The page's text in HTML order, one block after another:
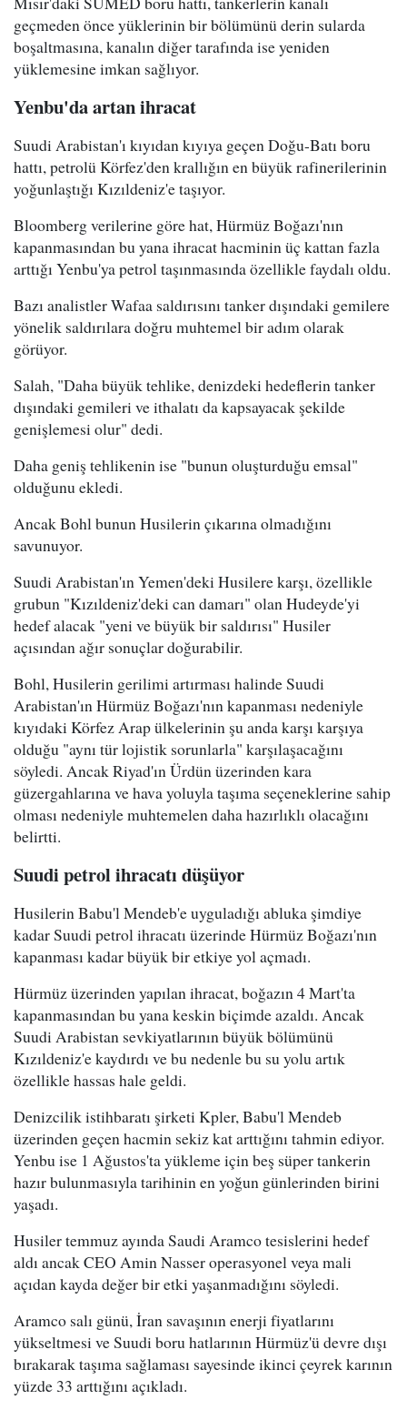
geçmeden önce yüklerinin bir bölümünü derin sularda
boşaltmasına, kanalın diğer tarafında ise yeniden
yüklemesine imkan sağlıyor.
Yenbu'da artan ihracat
Suudi Arabistan'ı kıyıdan kıyıya geçen Doğu-Batı boru
hattı, petrolü Körfez'den krallığın en büyük rafinerilerinin
yoğunlaştığı Kızıldeniz'e taşıyor.
Bloomberg verilerine göre hat, Hürmüz Boğazı'nın
kapanmasından bu yana ihracat hacminin üç kattan fazla
arttığı Yenbu'ya petrol taşınmasında özellikle faydalı oldu.
Bazı analistler Wafaa saldırısını tanker dışındaki gemilere
yönelik saldırılara doğru muhtemel bir adım olarak
görüyor.
Salah, "Daha büyük tehlike, denizdeki hedeflerin tanker
dışındaki gemileri ve ithalatı da kapsayacak şekilde
genişlemesi olur" dedi.
Daha geniş tehlikenin ise "bunun oluşturduğu emsal"
olduğunu ekledi.
Ancak Bohl bunun Husilerin çıkarına olmadığını
savunuyor.
Suudi Arabistan'ın Yemen'deki Husilere karşı, özellikle
grubun "Kızıldeniz'deki can damarı" olan Hudeyde'yi
hedef alacak "yeni ve büyük bir saldırısı" Husiler
açısından ağır sonuçlar doğurabilir.
Bohl, Husilerin gerilimi artırması halinde Suudi
Arabistan'ın Hürmüz Boğazı'nın kapanması nedeniyle
kıyıdaki Körfez Arap ülkelerinin şu anda karşı karşıya
olduğu "aynı tür lojistik sorunlarla" karşılaşacağını
söyledi. Ancak Riyad'ın Ürdün üzerinden kara
güzergahlarına ve hava yoluyla taşıma seçeneklerine sahip
olması nedeniyle muhtemelen daha hazırlıklı olacağını
belirtti.
Suudi petrol ihracatı düşüyor
Husilerin Babu'l Mendeb'e uyguladığı abluka şimdiye
kadar Suudi petrol ihracatı üzerinde Hürmüz Boğazı'nın
kapanması kadar büyük bir etkiye yol açmadı.
Hürmüz üzerinden yapılan ihracat, boğazın 4 Mart'ta
kapanmasından bu yana keskin biçimde azaldı. Ancak
Suudi Arabistan sevkiyatlarının büyük bölümünü
Kızıldeniz'e kaydırdı ve bu nedenle bu su yolu artık
özellikle hassas hale geldi.
Denizcilik istihbaratı şirketi Kpler, Babu'l Mendeb
üzerinden geçen hacmin sekiz kat arttığını tahmin ediyor.
Yenbu ise 1 Ağustos'ta yükleme için beş süper tankerin
hazır bulunmasıyla tarihinin en yoğun günlerinden birini
yaşadı.
Husiler temmuz ayında Saudi Aramco tesislerini hedef
aldı ancak CEO Amin Nasser operasyonel veya mali
açıdan kayda değer bir etki yaşanmadığını söyledi.
Aramco salı günü, İran savaşının enerji fiyatlarını
yükseltmesi ve Suudi boru hatlarının Hürmüz'ü devre dışı
bırakarak taşıma sağlaması sayesinde ikinci çeyrek karının
yüzde 33 arttığını açıkladı.